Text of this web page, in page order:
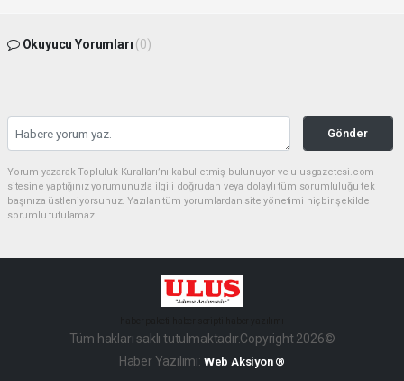
Okuyucu Yorumları (0)
Gönder
Yorum yazarak Topluluk Kuralları’nı kabul etmiş bulunuyor ve ulusgazetesi.com
sitesine yaptığınız yorumunuzla ilgili doğrudan veya dolaylı tüm sorumluluğu tek
başınıza üstleniyorsunuz. Yazılan tüm yorumlardan site yönetimi hiçbir şekilde
sorumlu tutulamaz.
Tüm hakları saklı tutulmaktadır.Copyright 2026©
Haber Yazılımı: Web Aksiyon ®